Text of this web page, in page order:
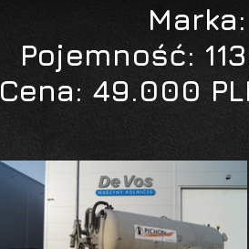
Pojemność:
Cena: 49.000